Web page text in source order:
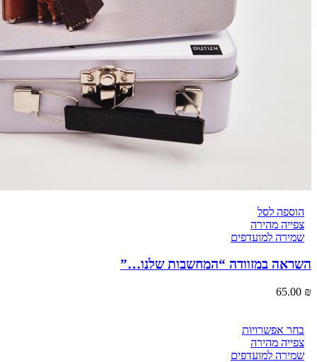
הוספה לסל
צפייה מהירה
שמירה למועדפים
השראה במזוודה “המחשבות שלנו…”
65.00 ₪
בחר אפשרויות
צפייה מהירה
שמירה למועדפים